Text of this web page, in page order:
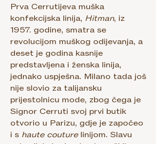
Prva Cerrutijeva muška
konfekcijska linija, Hitman, iz
1957. godine, smatra se
revolucijom muškog odijevanja, a
deset je godina kasnije
predstavljena i ženska linija,
jednako uspješna. Milano tada još
nije slovio za talijansku
prijestolnicu mode, zbog čega je
Signor Cerruti svoj prvi butik
otvorio u Parizu, gdje je započeo
i s haute couturelinijom. Slavu